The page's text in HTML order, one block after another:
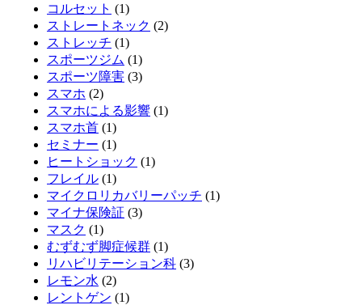
コルセット (1)
ストレートネック (2)
ストレッチ (1)
スポーツジム (1)
スポーツ障害 (3)
スマホ (2)
スマホによる影響 (1)
スマホ首 (1)
セミナー (1)
ヒートショック (1)
フレイル (1)
マイクロリカバリーパッチ (1)
マイナ保険証 (3)
マスク (1)
むずむず脚症候群 (1)
リハビリテーション科 (3)
レモン水 (2)
レントゲン (1)